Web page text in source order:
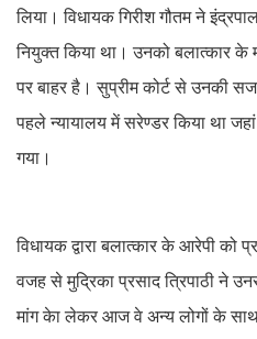
लिया। विधायक गिरीश गौतम ने
नियुक्त किया था। उनको बलात्कार
पर बाहर है। सुप्रीम कोर्ट से उनकी
पहले न्यायालय में सरेण्डर किया था
गया।
विधायक द्वारा बलात्कार के आरेपी को
वजह से मुद्रिका प्रसाद त्रिपाठी ने
मांग केा लेकर आज वे अन्य लोगों के